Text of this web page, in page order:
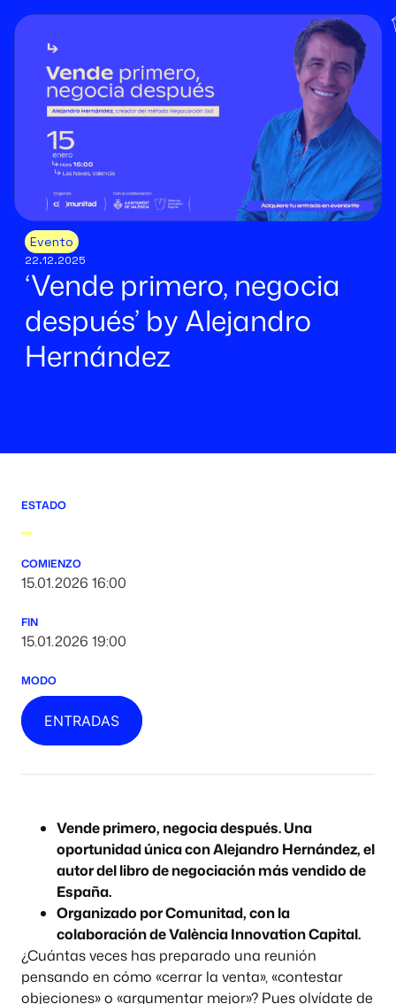
Evento
22.12.2025
‘Vende primero, negocia
después’ by Alejandro
Hernández
ESTADO
COMIENZO
15.01.2026 16:00
FIN
15.01.2026 19:00
MODO
ENTRADAS
Vende primero, negocia después. Una
oportunidad única con Alejandro Hernández, el
autor del libro de negociación más vendido de
España.
Organizado por Comunitad, con la
colaboración de València Innovation Capital.
¿Cuántas veces has preparado una reunión
pensando en cómo «cerrar la venta», «contestar
objeciones» o «argumentar mejor»? Pues olvídate de